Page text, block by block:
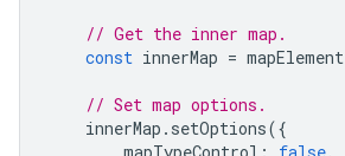
// Get the inner map.
const innerMap = mapElement
// Set map options.
innerMap . setOptions({